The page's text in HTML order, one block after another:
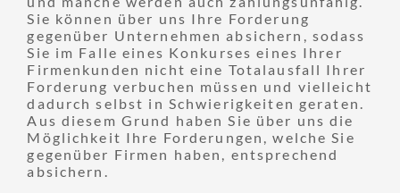
Sie können über uns Ihre Forderung
gegenüber Unternehmen absichern, sodass
Sie im Falle eines Konkurses eines Ihrer
Firmenkunden nicht eine Totalausfall Ihrer
Forderung verbuchen müssen und vielleicht
dadurch selbst in Schwierigkeiten geraten.
Aus diesem Grund haben Sie über uns die
Möglichkeit Ihre Forderungen, welche Sie
gegenüber Firmen haben, entsprechend
absichern.